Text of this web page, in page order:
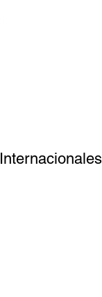
Internacionales